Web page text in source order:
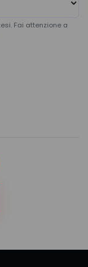
Fai attenzione a